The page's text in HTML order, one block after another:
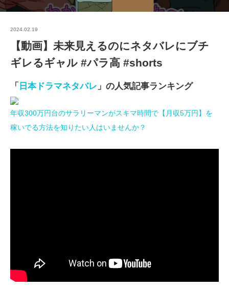
2024.02.19
【動画】未来見えるのにネタバレにブチ
ギレるギャル #パラ高 #shorts
「 日本ドラマネタバレ 」の人気記事ランキング
年収300万円台のサラリーマンがスキマ時間で【月収5万円】を
稼いでる方法を知りたい人はいませんか？